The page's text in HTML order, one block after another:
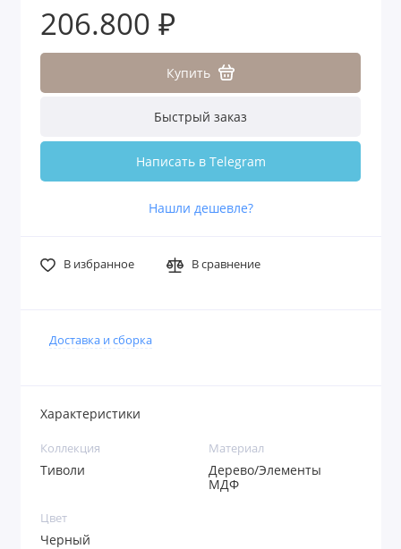
206.800 ₽
Купить
Быстрый заказ
Написать в Telegram
Нашли дешевле?
В избранное В сравнение
Доставка и сборка
Характеристики
Коллекция
Тиволи
Материал
Дерево/Элементы
МДФ
Цвет
Черный